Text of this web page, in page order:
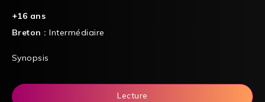
+16 ans
Breton :Intermédiaire
Synopsis
Lecture